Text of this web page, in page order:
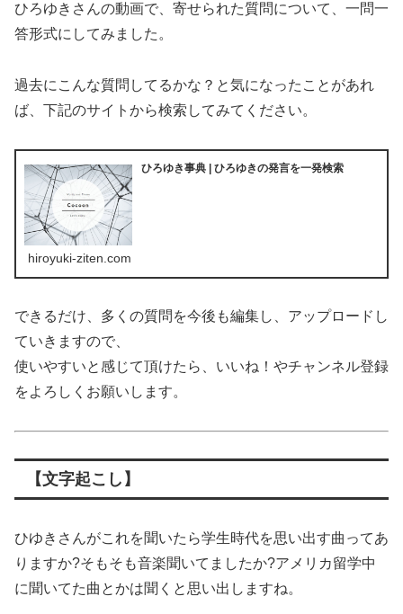
ひろゆきさんの動画で、寄せられた質問について、一問一
答形式にしてみました。
過去にこんな質問してるかな？と気になったことがあれ
ば、下記のサイトから検索してみてください。
ひろゆき事典 | ひろゆきの発言を一発検索
hiroyuki-ziten.com
できるだけ、多くの質問を今後も編集し、アップロードし
ていきますので、
使いやすいと感じて頂けたら、いいね！やチャンネル登録
をよろしくお願いします。
【文字起こし】
ひゆきさんがこれを聞いたら学生時代を思い出す曲ってあ
りますか?そもそも音楽聞いてましたか?アメリカ留学中
に聞いてた曲とかは聞くと思い出しますね。